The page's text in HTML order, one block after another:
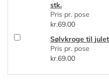
stk.
Pris pr. pose
kr.69.00
Sølvkroge til
Pris pr. pose
kr.69.00